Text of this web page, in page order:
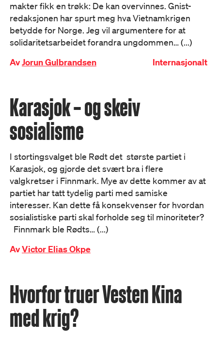
makter fikk en trøkk: De kan overvinnes. Gnist-
redaksjonen har spurt meg hva Vietnamkrigen
betydde for Norge. Jeg vil argumentere for at
solidaritetsarbeidet forandra ungdommen… (...)
AvJorun Gulbrandsen Internasjonalt
Karasjok – og skeiv
sosialisme
I stortingsvalget ble Rødt det største partiet i
Karasjok, og gjorde det svært bra i flere
valgkretser i Finnmark. Mye av dette kommer av at
partiet har tatt tydelig parti med samiske
interesser. Kan dette få konsekvenser for hvordan
sosialistiske parti skal forholde seg til minoriteter?
Finnmark ble Rødts… (...)
AvVictor Elias Okpe
Hvorfor truer Vesten Kina
med krig?